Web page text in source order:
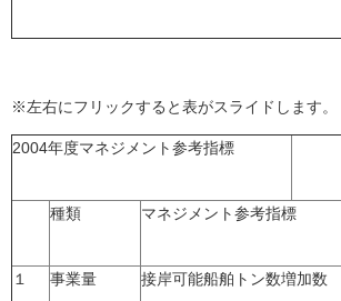
※左右にフリックすると表がスライドします。
2004年度マネジメント参考指標
種類 マネジメント参考指標
１ 事業量 接岸可能船舶トン数増加数